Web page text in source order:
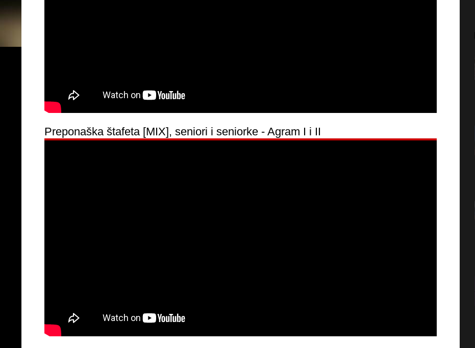
Preponaška štafeta [MIX], seniori i seniorke - Agram I i II